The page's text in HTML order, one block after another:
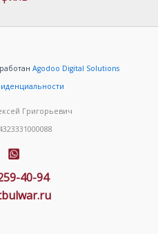
Agodoo Digital Solutions
Григорьевич
40-94